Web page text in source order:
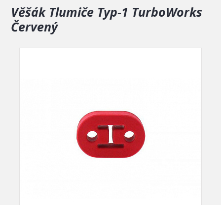
Věšák Tlumiče Typ-1 TurboWorks
Červený